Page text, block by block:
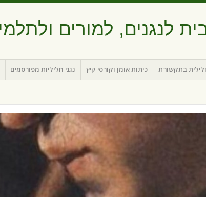
לנגנים, למורים
בתקשורת כיתות אומן וקורסי קיץ נגני חליליות מפורסמים